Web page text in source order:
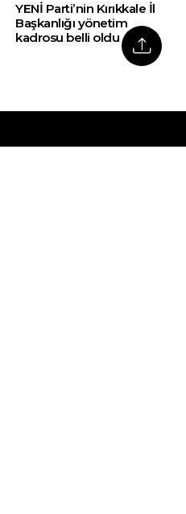
YENİ Parti’nin Kırıkkale İl
Başkanlığı yönetim
kadrosu belli oldu